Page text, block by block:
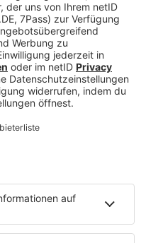
diejenigen, die die
ein Staatsanwalt
von Fulton County
Jungs.”
verweigert, sie